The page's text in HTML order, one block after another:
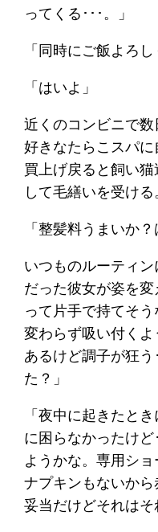
ってくる･･･。」
「同時にご飯よろし
「はいよ」
近くのコンビニで
好きなたらこスパ
買上げ戻ると飼い
して毛繕いを受ける
「整髪料うまいか
いつものルーティ
だった彼女が姿を
って片手で持てそ
変わらず吸い付く
あるけど調子が狂
た？」
「夜中に起きたと
に困らなかったけ
ようかな。専用シ
ナプキンもないか
妥当だけどそれはそ